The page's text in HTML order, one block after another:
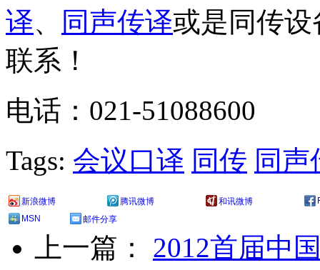
译、 同声传译或是同传
联系！
电话：021-51088600
Tags: 会议口译 同传 同声
新浪微博 腾讯微博 和讯微博
MSN
邮件分享
上一篇： 2012首届中